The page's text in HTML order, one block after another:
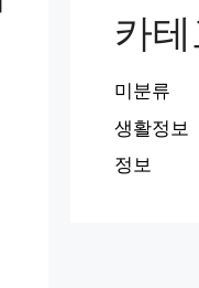
카
미분류
생활정보
정보